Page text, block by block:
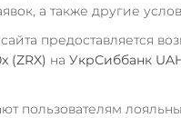
а также другие
предоставляется
(ZRX) на УкрСиббанк
пользователям